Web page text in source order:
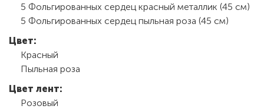
5 Фольгированных сердец красный металлик (45 см)
5 Фольгированных сердец пыльная роза (45 см)
Цвет:
Красный
Пыльная роза
Цвет лент:
Розовый